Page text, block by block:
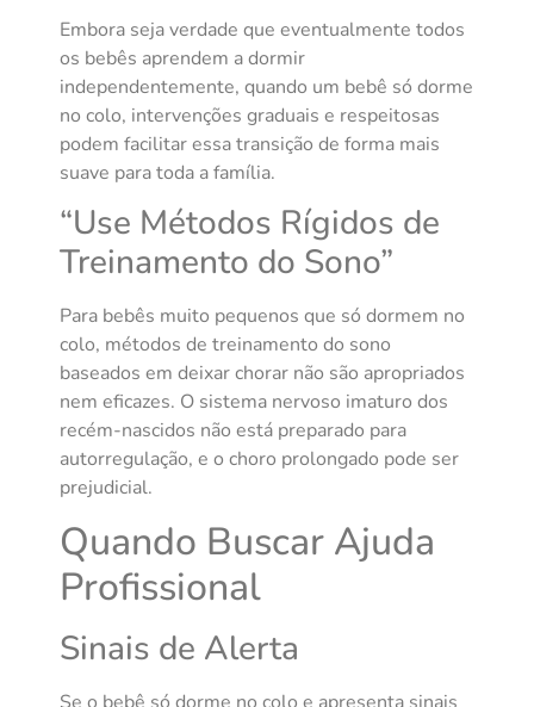
Embora seja verdade que eventualmente todos
os bebês aprendem a dormir
independentemente, quando um bebê só dorme
no colo, intervenções graduais e respeitosas
podem facilitar essa transição de forma mais
suave para toda a família.
“Use Métodos Rígidos de
Treinamento do Sono”
Para bebês muito pequenos que só dormem no
colo, métodos de treinamento do sono
baseados em deixar chorar não são apropriados
nem eficazes. O sistema nervoso imaturo dos
recém-nascidos não está preparado para
autorregulação, e o choro prolongado pode ser
prejudicial.
Quando Buscar Ajuda
Profissional
Sinais de Alerta
Se o bebê só dorme no colo e apresenta sinais